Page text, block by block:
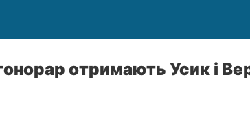
отримають Усик і